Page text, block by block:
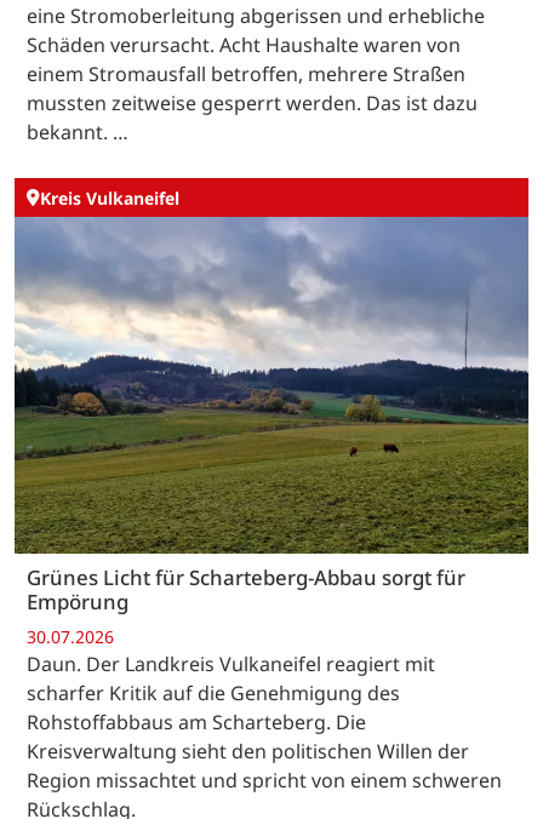
eine Stromoberleitung abgerissen und erhebliche
Schäden verursacht. Acht Haushalte waren von
einem Stromausfall betroffen, mehrere Straßen
mussten zeitweise gesperrt werden. Das ist dazu
bekannt. …
Kreis Vulkaneifel
Grünes Licht für Scharteberg-Abbau sorgt für
Empörung
30.07.2026
Daun. Der Landkreis Vulkaneifel reagiert mit
scharfer Kritik auf die Genehmigung des
Rohstoffabbaus am Scharteberg. Die
Kreisverwaltung sieht den politischen Willen der
Region missachtet und spricht von einem schweren
Rückschlag.